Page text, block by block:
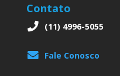
Contato
(11) 4996-5055
Fale Conosco